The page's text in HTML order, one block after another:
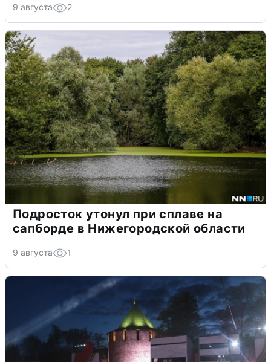
9 августа 2
Подросток утонул при сплаве на
сапборде в Нижегородской области
9 августа 1